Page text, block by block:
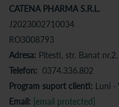
CATENA PHARMA S.R.L.
J2023002710034
RO3008793
Adresa: Pitesti, str. Banat
Telefon: 0374.336.802
Program suport clienti: Luni -
Email: [email protected]